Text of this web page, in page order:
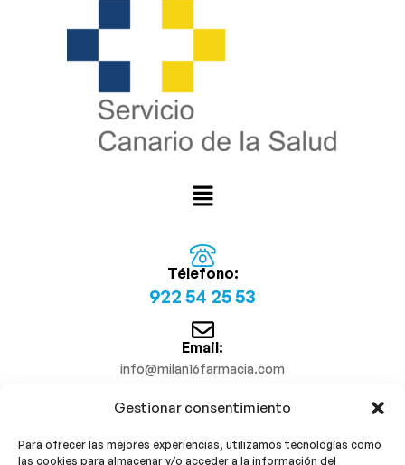
Gestionar consentimiento
Para ofrecer las mejores experiencias, utilizamos tecnologías como
las cookies para almacenar y/o acceder a la información del
Télefono:
922 54 25 53
Email:
info@milan16farmacia.com
¡Síguenos!